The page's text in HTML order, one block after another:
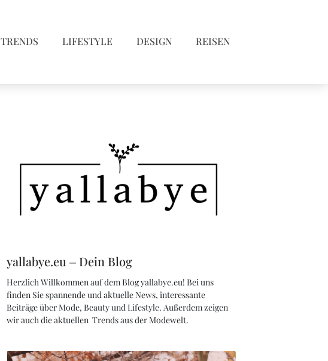
TRENDS LIFESTYLE DESIGN REISEN
yallabye.eu – Dein Blog
Herzlich Willkommen auf dem Blog yallabye.eu! Bei uns
finden Sie spannende und aktuelle News, interessante
Beiträge über Mode, Beauty und Lifestyle. Außerdem zeigen
wir auch die aktuellen Trends aus der Modewelt.